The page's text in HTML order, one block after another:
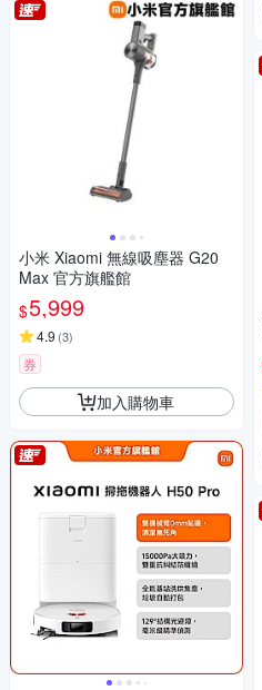
小米 Xiaomi 無線吸塵器 G20
Max 官方旗艦館
$5,999
4.9 (3)
券
加入購物車